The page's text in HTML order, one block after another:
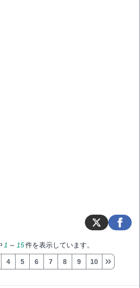
1 ～ 15件を表示しています。
4 5 6 7 8 9 10